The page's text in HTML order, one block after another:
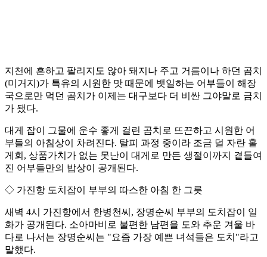
지천에 흔하고 팔리지도 않아 돼지나 주고 거름이나 하던 곰치
(미거지)가 특유의 시원한 맛 때문에 뱃일하는 어부들이 해장
국으로만 먹던 곰치가 이제는 대구보다 더 비싼 그야말로 금치
가 됐다.
대게 잡이 그물에 운수 좋게 걸린 곰치로 뜨끈하고 시원한 어
부들의 아침상이 차려진다. 탈피 과정 중이라 조금 덜 자란 홑
게회, 상품가치가 없는 못난이 대게로 만든 생절이까지 곁들여
진 어부들만의 밥상이 공개된다.
◇ 가진항 도치잡이 부부의 따스한 아침 한 그릇
새벽 4시 가진항에서 한병천씨, 장명순씨 부부의 도치잡이 일
화가 공개된다. 소아마비로 불편한 남편을 도와 추운 겨울 바
다로 나서는 장명순씨는 "요즘 가장 예쁜 녀석들은 도치"라고
말했다.